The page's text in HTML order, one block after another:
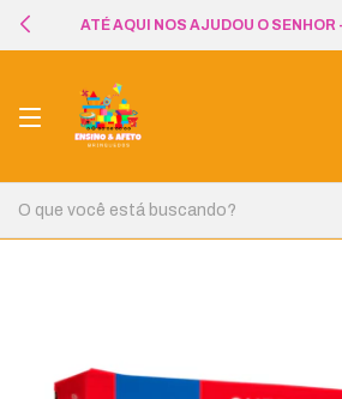
ATÉ AQUI NOS AJUDOU O SENHOR